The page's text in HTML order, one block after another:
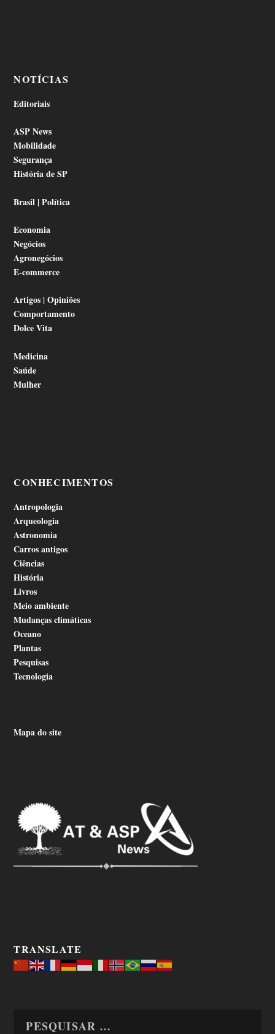
NOTÍCIAS
Editoriais
ASP News
Mobilidade
Segurança
História de SP
Brasil | Política
Economia
Negócios
Agronegócios
E-commerce
Artigos | Opiniões
Comportamento
Dolce Vita
Medicina
Saúde
Mulher
CONHECIMENTOS
Antropologia
Arqueologia
Astronomia
Carros antigos
Ciências
História
Livros
Meio ambiente
Mudanças climáticas
Oceano
Plantas
Pesquisas
Tecnologia
Mapa do site
TRANSLATE